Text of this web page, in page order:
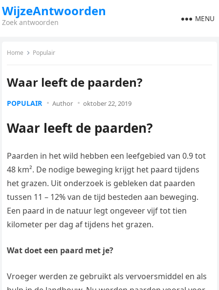
WijzeAntwoorden
Zoek antwoorden MENU
Home Populair
Waar leeft de paarden?
POPULAIR Author oktober 22, 2019
Waar leeft de paarden?
Paarden in het wild hebben een leefgebied van 0.9 tot
48 km². De nodige beweging krijgt het paard tijdens
het grazen. Uit onderzoek is gebleken dat paarden
tussen 11 – 12% van de tijd besteden aan beweging.
Een paard in de natuur legt ongeveer vijf tot tien
kilometer per dag af tijdens het grazen.
Wat doet een paard met je?
Vroeger werden ze gebruikt als vervoersmiddel en als